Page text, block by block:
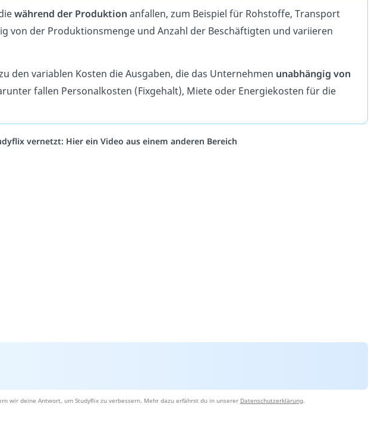
während der Produktion anfallen, zum Beispiel für Rohstoffe, Transport
von der Produktionsmenge und Anzahl der Beschäftigten und variieren
den variablen Kosten die Ausgaben, die das Unternehmen unabhängig von
fallen Personalkosten (Fixgehalt), Miete oder Energiekosten für die
vernetzt: Hier ein Video aus einem anderen Bereich
wir deine Antwort, um Studyflix zu verbessern. Mehr dazu erfährst du in unserer Datenschutzerklärung.